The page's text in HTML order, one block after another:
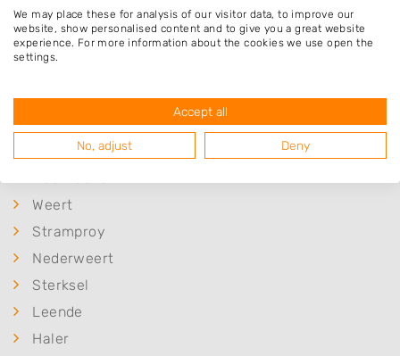
Plaatsen in de buurt
Budel
Gastel
Soerendonk
Weert
Stramproy
Nederweert
Sterksel
Leende
Haler
We may place these for analysis of our visitor data, to improve our
website, show personalised content and to give you a great website
experience. For more information about the cookies we use open the
settings.
Accept all
No, adjust Deny